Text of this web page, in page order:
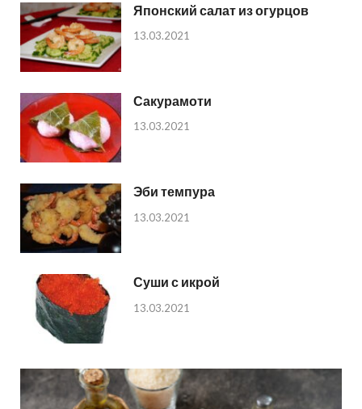
Японский салат из огурцов
13.03.2021
Сакурамоти
13.03.2021
Эби темпура
13.03.2021
Суши с икрой
13.03.2021